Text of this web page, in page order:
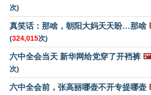
次)
真笑话：那啥，朝阳大妈天天盼…那啥
(324,015次)
六中全会当天 新华网给党穿了开裆裤 🖼️
次)
六中全会前，张高丽哪壶不开专提哪壶